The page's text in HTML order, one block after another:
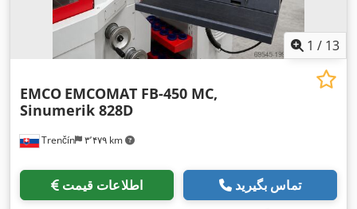
1 / 13
Trenčín ۳٬۴۷۹ km
EMCO EMCOMAT FB-450 MC,
Sinumerik 828D
اطلاعات قیمت تماس بگیرید